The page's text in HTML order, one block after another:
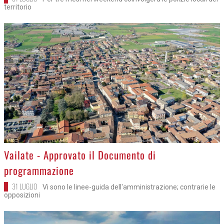
territorio
>
Vailate - Approvato il Documento di
programmazione
31 LUGLIO
Vi sono le linee-guida dell'amministrazione; contrarie le
opposizioni